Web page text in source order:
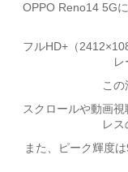
OPPO Reno14 5G
フルHD+（
レ
この
スクロールや動画
レス
また、ピーク輝度